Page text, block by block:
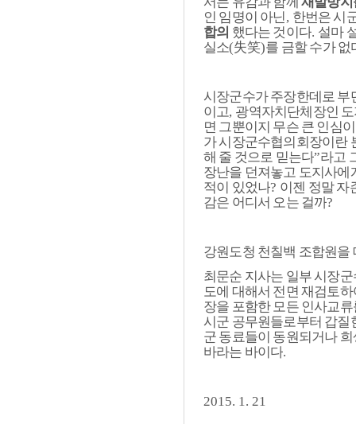
인 임명이 아닌, 한번은 시
합의 했다는 것이다. 설마
실소(失笑)를 금할 수가 없
시장군수가 주장한데로 부
이고, 광역자치단체장인
면 그뿐이지 무슨 큰 인심
가 시장군수협의회장이란
해 줄 것으로 믿는다”라고
장난을 던져놓고 도지사에
적이 있었나? 이젠 정말 자
감은 어디서 오는 걸까?
강원도청 천칠백 조합원을
최문순 지사는 일부 시장
도에 대해서 전면 재검토
장을 포함한 모든 인사교
시군 공무원들로부터 갑질
군 동료들이 동원되거나
바라는 바이다.
2015. 1. 21